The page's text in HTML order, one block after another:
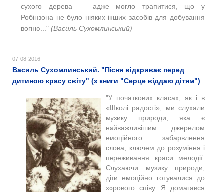
сухого дерева — адже могло трапитися, що у
Робінзона не було ніяких інших засобів для добування
вогню..." (Василь Сухомлинський)
07-08-2016
Василь Сухомлинський. "Пісня відкриває перед
дитиною красу світу" (з книги "Серце віддаю дітям")
"У початкових класах, як і в
«Школі радості», ми слухали
музику природи, яка є
найважливішим джерелом
емоційного забарвлення
слова, ключем до розуміння і
переживання краси мелодії.
Слухаючи музику природи,
діти емоційно готувалися до
хорового співу. Я домагався